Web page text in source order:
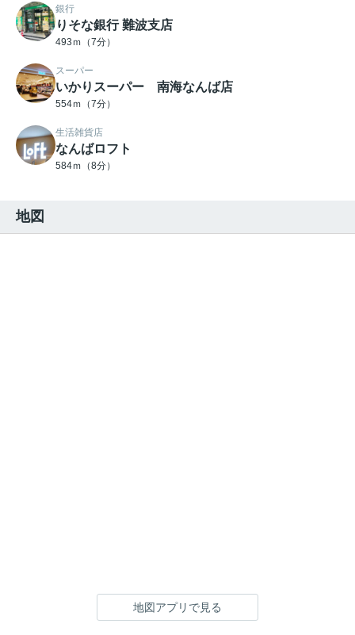
銀行
りそな銀行 難波支店
493ｍ（7分）
スーパー
いかりスーパー 南海なんば店
554ｍ（7分）
生活雑貨店
なんばロフト
584ｍ（8分）
地図
地図アプリで見る